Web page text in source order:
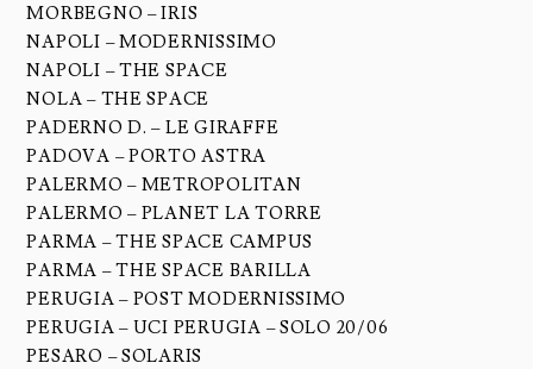
MORBEGNO – IRIS
NAPOLI – MODERNISSIMO
NAPOLI – THE SPACE
NOLA – THE SPACE
PADERNO D. – LE GIRAFFE
PADOVA – PORTO ASTRA
PALERMO – METROPOLITAN
PALERMO – PLANET LA TORRE
PARMA – THE SPACE CAMPUS
PARMA – THE SPACE BARILLA
PERUGIA – POST MODERNISSIMO
PERUGIA – UCI PERUGIA – SOLO 20/06
PESARO – SOLARIS